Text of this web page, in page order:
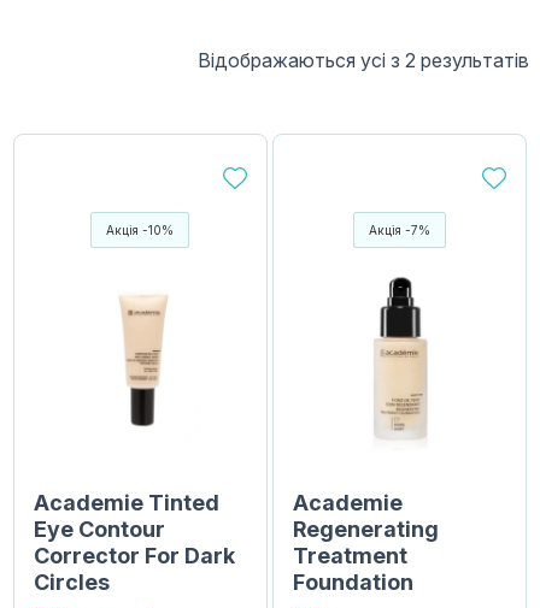
Відображаються усі з 2 результатів
Акція -10%
Academie Tinted
Eye Contour
Corrector For Dark
Circles
Акція -7%
Academie
Regenerating
Treatment
Foundation